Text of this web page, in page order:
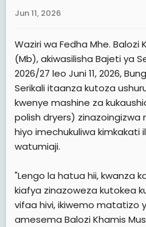
t
e
e
Jun 11, 2026
Waziri wa Fedha Mhe. Balozi
(Mb), akiwasilisha Bajeti ya
2026/27 leo Juni 11, 2026,
Serikali itaanza kutoza
kwenye mashine za
polish dryers) zinazoingizwa
hiyo imechukuliwa kimkakati
watumiaji.
"Lengo la hatua hii, kwanza
kiafya zinazoweza kutokea
vifaa hivi, ikiwemo matatizo
amesema Balozi Khamis